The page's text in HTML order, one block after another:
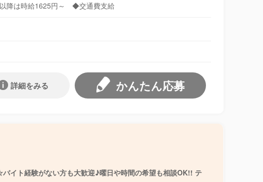
降は時給1625円～ ◆交通費支給
かんたん応募
詳細をみる
イト経験がない方も大歓迎♪曜日や時間の希望も相談OK!! テ